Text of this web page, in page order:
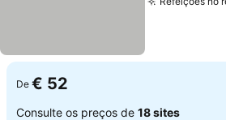
De € 52
Consulte os preços de 18 sites